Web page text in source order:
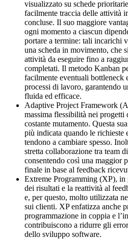
visualizzato su schede
facilmente traccia delle attività
concluse. Il suo maggiore
ogni momento a ciascun
portare a termine: tali incarichi
una scheda in movimento, che
attività da eseguire fino a
completati. Il metodo Kanban
facilmente eventuali bottleneck
processi di lavoro, garantendo
fluida ed efficace.
Adaptive Project Framework
massima flessibilità nei
costante mutamento. Questa
più indicata quando le richieste
tendono a cambiare spesso.
stretta collaborazione tra team
consentendo così una maggior
finale in base al feedback
Extreme Programming (XP), in
dei risultati e la reattività al
e, per questo, molto utilizzata
sui clienti. XP enfatizza anche
programmazione in coppia e
contribuiscono a ridurre gli
dello sviluppo software.